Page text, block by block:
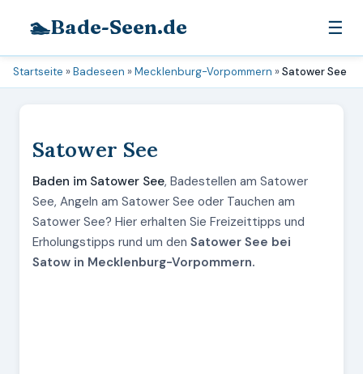
🏊Bade-Seen.de ☰
Startseite »Badeseen »Mecklenburg-Vorpommern »Satower See
Satower See
Baden im Satower See, Badestellen am Satower
See, Angeln am Satower See oder Tauchen am
Satower See? Hier erhalten Sie Freizeittipps und
Erholungstipps rund um den Satower See bei
Satow in Mecklenburg-Vorpommern.